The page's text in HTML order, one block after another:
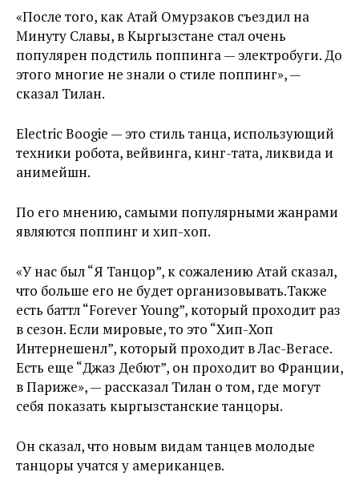
«После того, как Атай Омурзаков съездил на
Минуту Славы, в Кыргызстане стал очень
популярен подстиль поппинга — электробуги. До
этого многие не знали о стиле поппинг», —
сказал Тилан.
Electric Boogie — это стиль танца, использующий
техники робота, вейвинга, кинг-тата, ликвида и
анимейшн.
По его мнению, самыми популярными жанрами
являются поппинг и хип-хоп.
«У нас был “Я Танцор”, к сожалению Атай сказал,
что больше его не будет организовывать.Также
есть баттл “Forever Young”, который проходит раз
в сезон. Если мировые, то это “Хип-Хоп
Интернешенл”, который проходит в Лас-Вегасе.
Есть еще “Джаз Дебют”, он проходит во Франции,
в Париже», — рассказал Тилан о том, где могут
себя показать кыргызстанские танцоры.
Он сказал, что новым видам танцев молодые
танцоры учатся у американцев.